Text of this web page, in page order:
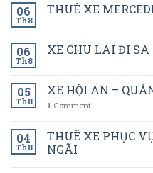
06
Th8
THUÊ XE
06
Th8
XE CHU LAI ĐI SA
05
Th8
XE HỘI AN –
1 Comment
04
Th8
THUÊ XE PHỤC
NGÃI